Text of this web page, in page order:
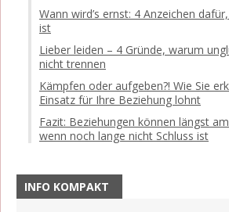
Wann wird’s ernst: 4 Anzeichen
ist
Lieber leiden – 4 Gründe, warum
nicht trennen
Kämpfen oder aufgeben?! Wie Sie
Einsatz für Ihre Beziehung lohnt
Fazit: Beziehungen können längst
wenn noch lange nicht Schluss ist
INFO KOMPAKT